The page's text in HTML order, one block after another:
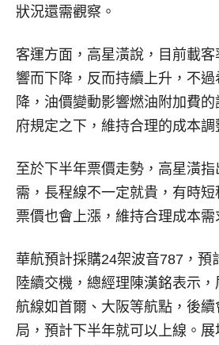
狀況還需觀察。
客運方面，高星潢說，目前載
響而下降，反而持續上升，不
降，油價變動影響燃油附加費
府規定之下，維持合理的成本調
至於下半年票價走勢，高星潢
需，長程線不一定就貴，有時短
票價也會上漲，維持合理成本需
華航預計採購24架波音787，預
陸續交機，總經理陳漢銘表示
航線如首爾、大阪等航點，後
局，預計下半年就可以上線。